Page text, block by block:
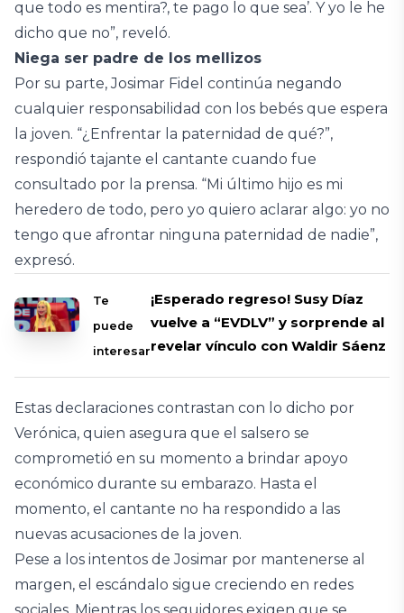
que todo es mentira?, te pago lo que sea’. Y yo le he
dicho que no”, reveló.
Niega ser padre de los mellizos
Por su parte, Josimar Fidel continúa negando
cualquier responsabilidad con los bebés que espera
la joven. “¿Enfrentar la paternidad de qué?”,
respondió tajante el cantante cuando fue
consultado por la prensa. “Mi último hijo es mi
heredero de todo, pero yo quiero aclarar algo: yo no
tengo que afrontar ninguna paternidad de nadie”,
expresó.
Te
puede
interesar
¡Esperado regreso! Susy Díaz
vuelve a “EVDLV” y sorprende al
revelar vínculo con Waldir Sáenz
Estas declaraciones contrastan con lo dicho por
Verónica, quien asegura que el salsero se
comprometió en su momento a brindar apoyo
económico durante su embarazo. Hasta el
momento, el cantante no ha respondido a las
nuevas acusaciones de la joven.
Pese a los intentos de Josimar por mantenerse al
margen, el escándalo sigue creciendo en redes